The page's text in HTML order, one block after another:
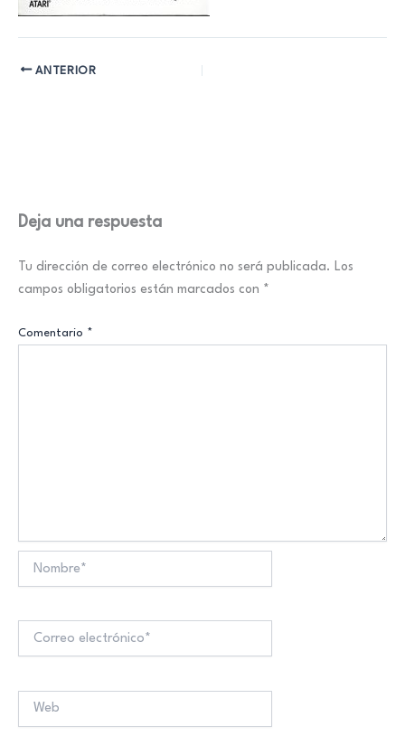
ANTERIOR
Deja una respuesta
Tu dirección de correo electrónico no será publicada. Los
campos obligatorios están marcados con *
Comentario *